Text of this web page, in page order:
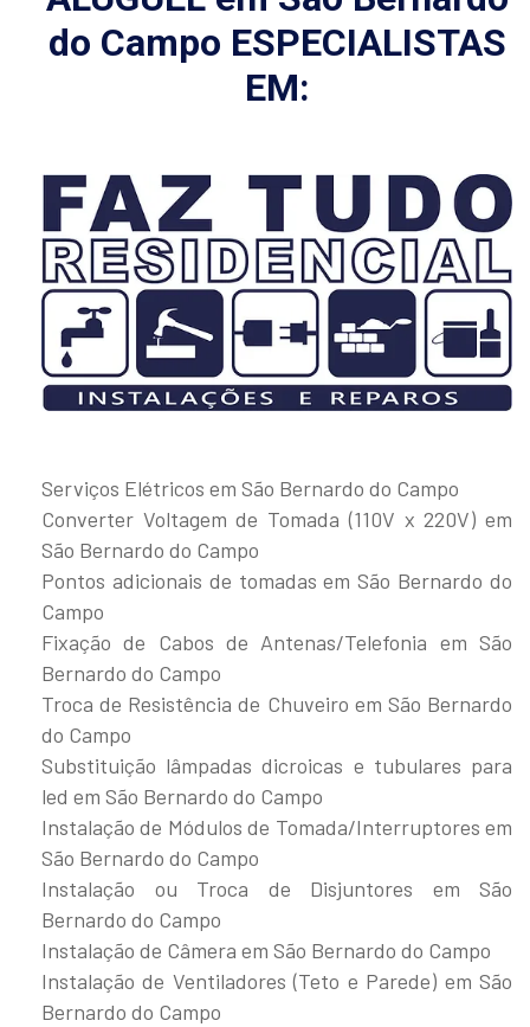
do Campo ESPECIALISTAS
EM:
Serviços Elétricos em São Bernardo do Campo
Converter Voltagem de Tomada (110V x 220V) em
São Bernardo do Campo
Pontos adicionais de tomadas em São Bernardo do
Campo
Fixação de Cabos de Antenas/Telefonia em São
Bernardo do Campo
Troca de Resistência de Chuveiro em São Bernardo
do Campo
Substituição lâmpadas dicroicas e tubulares para
led em São Bernardo do Campo
Instalação de Módulos de Tomada/Interruptores em
São Bernardo do Campo
Instalação ou Troca de Disjuntores em São
Bernardo do Campo
Instalação de Câmera em São Bernardo do Campo
Instalação de Ventiladores (Teto e Parede) em São
Bernardo do Campo